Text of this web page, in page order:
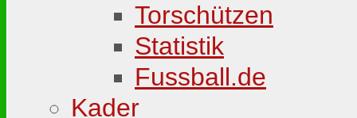
Torschützen
Statistik
Fussball.de
Kader